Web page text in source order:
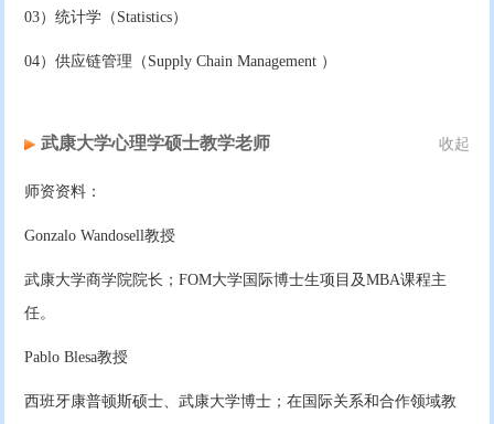
03）统计学（Statistics）
04）供应链管理（Supply Chain Management ）
武康大学心理学硕士教学老师 收起
师资资料：
Gonzalo Wandosell教授
武康大学商学院院长；FOM大学国际博士生项目及MBA课程主
任。
Pablo Blesa教授
西班牙康普顿斯硕士、武康大学博士；在国际关系和合作领域教